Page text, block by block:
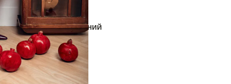
ДОБАВИТЬ В СПИСОК ЖЕЛАНИЙ